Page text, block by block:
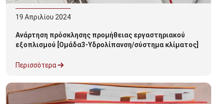
19 Απριλίου 2024
Ανάρτηση πρόσκλησης προμήθειας εργαστηριακού
εξοπλισμού [Ομάδα3-Υδρολίπανση/σύστημα κλίματος]
Περισσότερα